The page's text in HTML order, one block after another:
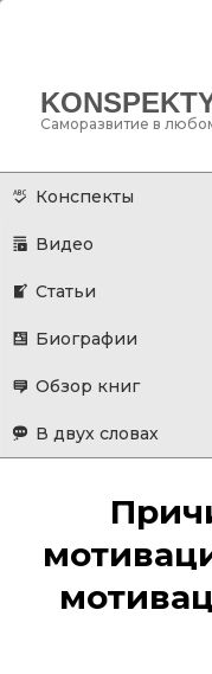
Саморазвитие в
Главное меню
основному
Конспекты
Видео
Статьи
Биографии
Обзор книг
В двух словах